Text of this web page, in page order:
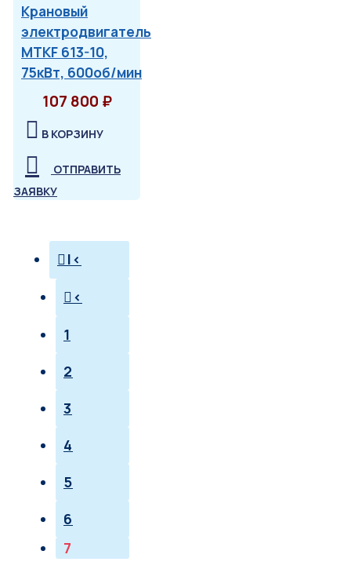
Крановый
электродвигатель
MTKF 613-10,
75кВт, 600об/мин
107 800 ₽
В КОРЗИНУ
ОТПРАВИТЬ
ЗАЯВКУ
|<
<
1
2
3
4
5
6
7